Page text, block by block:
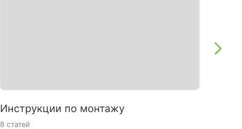
Инструкции по монтажу
8 статей